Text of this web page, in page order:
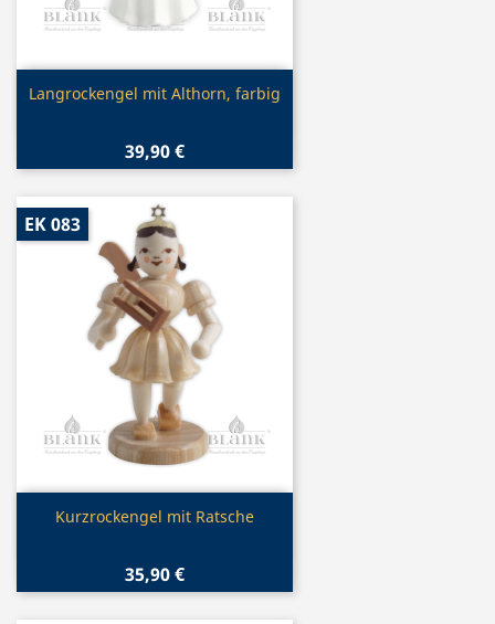
Vorschau
Langrockengel mit Althorn, farbig
39,90 €
Vorschau
Kurzrockengel mit Ratsche
35,90 €
EK 083